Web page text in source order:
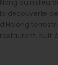
Nang au milieu
la découverte
d’Halong
restaurant. Nuit à